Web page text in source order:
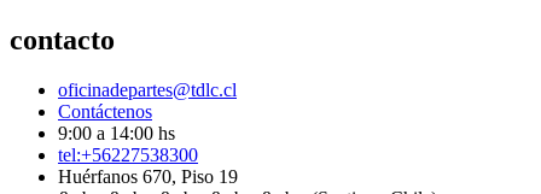
contacto
oficinadepartes@tdlc.cl
Contáctenos
9:00 a 14:00 hs
tel:+56227538300
Huérfanos 670, Piso 19